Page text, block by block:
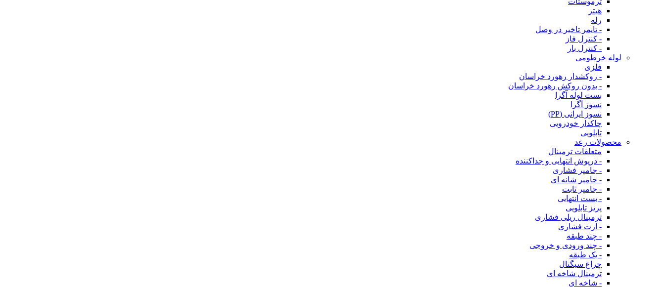
هیتر
رله
- تایمر تاخیر در وصل
- کنترل فاز
- کنترل بار
لوله خرطومی
فلزی
- روکشدار رهورد خراسان
- بدون روکش رهورد خراسان
بست لوله آگرا
نسوز آگرا
نسوز ایرانی (PP)
چاکدار خودرویی
تابلویی
محصولات رعد
متعلقات ترمینال
- درپوش انتهایی و جداکننده
- جامپر فشاری
- جامپر شانه ای
- جامپر ثابت
- بست انتهایی
پریز تابلویی
ترمینال ریلی فشاری
- ارت فشاری
- چند طبقه
- چند ورودی و خروجی
- یک طبقه
چراغ سیگنال
ترمینال شاخه ای
- شاخه ای